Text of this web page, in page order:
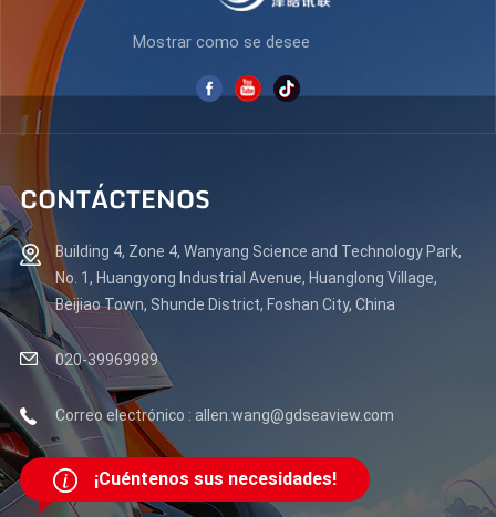
Mostrar como se desee
CONTÁCTENOS
Building 4, Zone 4, Wanyang Science and Technology Park,
No. 1, Huangyong Industrial Avenue, Huanglong Village,
Beijiao Town, Shunde District, Foshan City, China
020-39969989
Correo electrónico : allen.wang@gdseaview.com
¡Cuéntenos sus necesidades!